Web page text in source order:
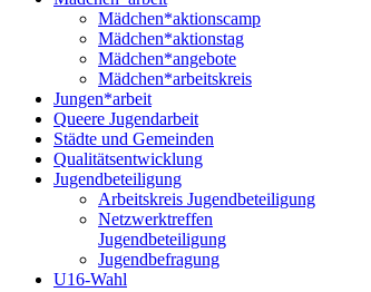
Mädchen*aktionscamp
Mädchen*aktionstag
Mädchen*angebote
Mädchen*arbeitskreis
Jungen*arbeit
Queere Jugendarbeit
Städte und Gemeinden
Qualitätsentwicklung
Jugendbeteiligung
Arbeitskreis Jugendbeteiligung
Netzwerktreffen
Jugendbeteiligung
Jugendbefragung
U16-Wahl